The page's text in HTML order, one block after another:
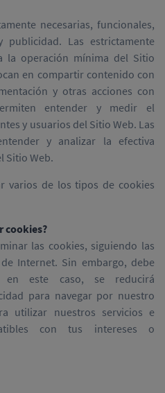
necesarias, funcionales,
publicidad. Las estrictamente
la operación mínima del Sitio
en compartir contenido con
y otras acciones con
entender y medir el
y usuarios del Sitio Web. Las
y analizar la efectiva
Sitio Web.
varios de los tipos de cookies
cookies?
las cookies, siguiendo las
Internet. Sin embargo, debe
este caso, se reducirá
para navegar por nuestro
utilizar nuestros servicios e
con tus intereses o